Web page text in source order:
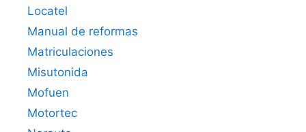
Locatel
Manual de reformas
Matriculaciones
Misutonida
Mofuen
Motortec